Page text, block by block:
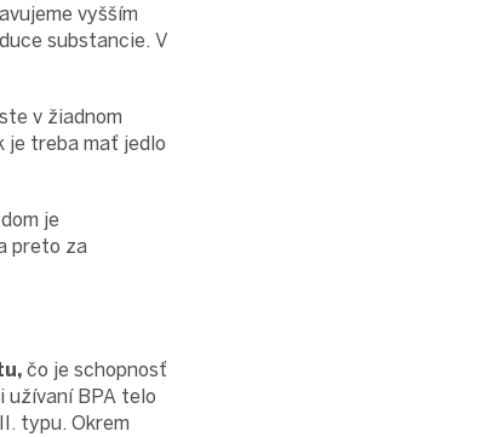
vyšším
substancie. V
v žiadnom
je treba mať jedlo
je
preto za
čo je schopnosť
užívaní BPA telo
typu. Okrem